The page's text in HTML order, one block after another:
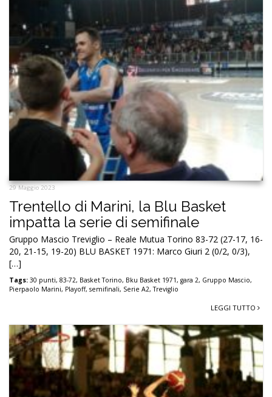
29 Maggio 2023
Trentello di Marini, la Blu Basket
impatta la serie di semifinale
Gruppo Mascio Treviglio – Reale Mutua Torino 83-72 (27-17, 16-
20, 21-15, 19-20) BLU BASKET 1971: Marco Giuri 2 (0/2, 0/3),
[…]
Tags: 30 punti, 83-72, Basket Torino, Bku Basket 1971, gara 2, Gruppo Mascio,
Pierpaolo Marini, Playoff, semifinali, Serie A2,Treviglio
LEGGI TUTTO